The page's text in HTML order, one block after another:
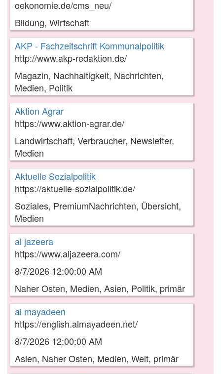
oekonomie.de/cms_neu/
Bildung, Wirtschaft
AKP - Fachzeitschrift Kommunalpolitik
http://www.akp-redaktion.de/
Magazin, Nachhaltigkeit, Nachrichten,
Medien, Politik
Aktion Agrar
https://www.aktion-agrar.de/
Landwirtschaft, Verbraucher, Newsletter,
Medien
Aktuelle Sozialpolitik
https://aktuelle-sozialpolitik.de/
Soziales, PremiumNachrichten, Übersicht,
Medien
al jazeera
https://www.aljazeera.com/
8/7/2026 12:00:00 AM
Naher Osten, Medien, Asien, Politik, primär
al mayadeen
https://english.almayadeen.net/
8/7/2026 12:00:00 AM
Asien, Naher Osten, Medien, Welt, primär